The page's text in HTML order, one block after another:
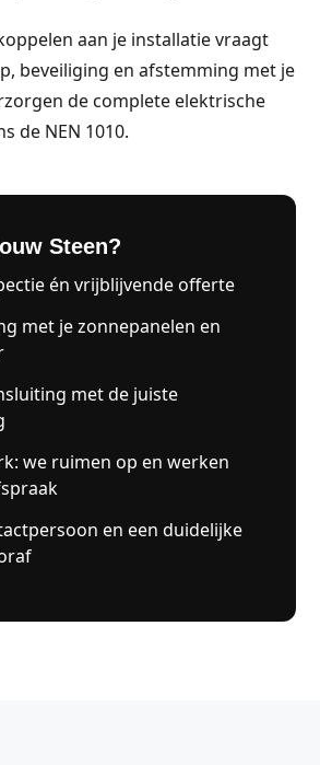
aan je installatie vraagt
beveiliging en afstemming met je
de complete elektrische
de NEN 1010.
Steen?
én vrijblijvende offerte
met je zonnepanelen en
met de juiste
we ruimen op en werken
en een duidelijke